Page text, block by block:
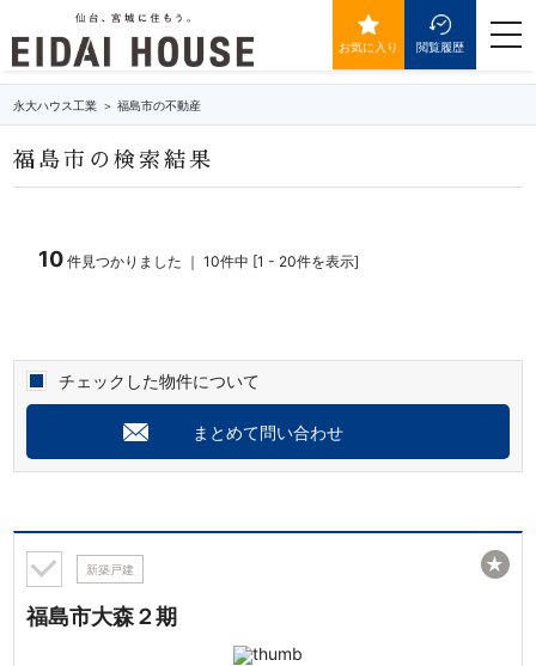
お気に入り 閲覧履歴
永大ハウス工業 福島市の不動産
福島市の検索結果
10 件見つかりました ｜ 10件中 [1 - 20件を表示]
チェックした物件について
まとめて問い合わせ
新築戸建
福島市大森２期
★